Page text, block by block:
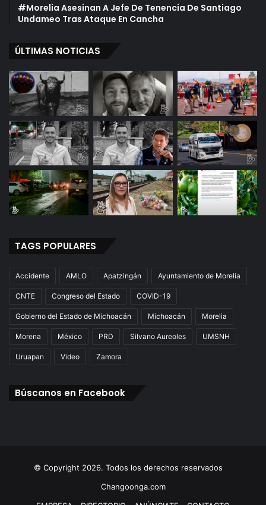
#Morelia Asesinan A Jefe De Tenencia De Santiago
Undameo Tras Ataque En Cancha
ÚLTIMAS NOTICIAS
TAGS POPULARES
Accidente AMLO Apatzingán Ayuntamiento de Morelia
CNTE Congreso del Estado COVID-19
Gobierno del Estado de Michoacán Michoacán Morelia
Morena México PRD Silvano Aureoles UMSNH
Uruapan Video Zamora
Búscanos en Facebook
© Copyright 2026. Todos los derechos reservados
Changoonga.com